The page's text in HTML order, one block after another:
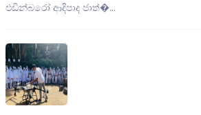
එඩින්බරෝ ආදිපාද ජාත්‍�...